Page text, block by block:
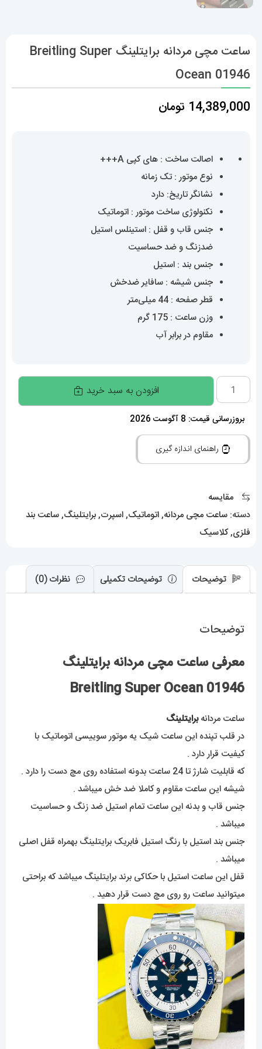
ساعت مچی مردانه برایتلینگ Breitling Super
Ocean 01946
14,389,000 تومان
اصالت ساخت : های کپی A+++
نوع موتور : تک زمانه
نشانگر تاریخ: دارد
نکنولوژی ساخت موتور : اتوماتیک
جنس قاب و قفل : استینلس استیل
ضدزنگ و ضد حساسیت
جنس بند : استیل
جنس شیشه : سافایر ضدخش
قطر صفحه : 44 میلی‌متر
وزن ساعت : 175 گرم
مقاوم در برابر آب
ساعت
مچی
مردانه
برایتلینگ
Breitling
Ocean
عدد
افزودن به سبد خرید
بروزرسانی قیمت: 8 آگوست 2026
راهنمای اندازه گیری
مقایسه
دسته: ساعت مچی مردانه,اتوماتیک,اسپرت,برایتلینگ,ساعت بند
فلزی,کلاسیک
توضیحات توضیحات تکمیلی نظرات (0)
توضیحات
معرفی ساعت مچی مردانه برایتلینگ
Breitling Super Ocean 01946
ساعت مردانهبرایتلینگ
در قلب تپنده این ساعت شیک یه موتور سوییسی اتوماتیک با
کیفیت قرار دارد .
که قابلیت شارژ تا 24 ساعت بدونه استفاده روی مچ دست را دارد .
شیشه این ساعت مقاوم و کاملا ضد خش میباشد .
جنس قاب و بدنه این ساعت تمام استیل ضد زنگ و حساسیت
میباشد .
جنس بند استیل با رنگ استیل فابریک برایتلینگ بهمراه قفل اصلی
میباشد .
قفل این ساعت استیل با حکاکی برند برایتلینگ میباشد که براحتی
میتوانید ساعت رو روی مچ دست قرار دهید .